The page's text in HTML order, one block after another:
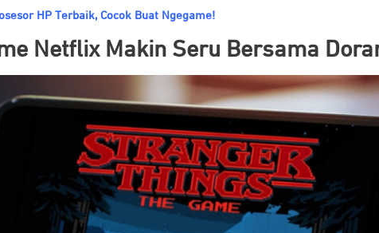
HP Terbaik, Cocok Buat Ngegame!
Netflix Makin Seru Bersama